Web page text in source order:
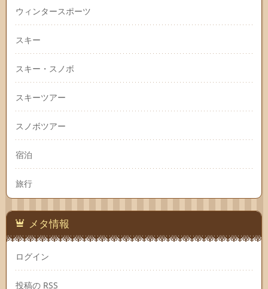
ウィンタースポーツ
スキー
スキー・スノボ
スキーツアー
スノボツアー
宿泊
旅行
メタ情報
ログイン
投稿の RSS